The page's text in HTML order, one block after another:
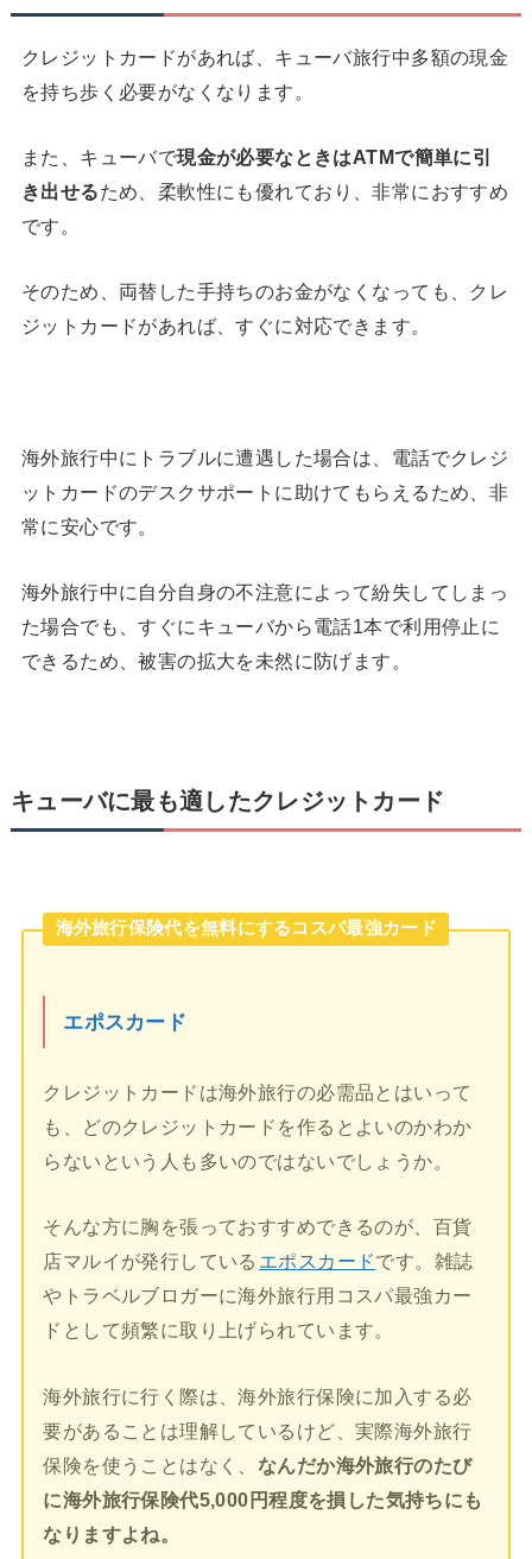
クレジットカードがあれば、キューバ旅行中多額の現金
を持ち歩く必要がなくなります。
また、キューバで現金が必要なときはATMで簡単に引
き出せるため、柔軟性にも優れており、非常におすすめ
です。
そのため、両替した手持ちのお金がなくなっても、クレ
ジットカードがあれば、すぐに対応できます。
海外旅行中にトラブルに遭遇した場合は、電話でクレジ
ットカードのデスクサポートに助けてもらえるため、非
常に安心です。
海外旅行中に自分自身の不注意によって紛失してしまっ
た場合でも、すぐにキューバから電話1本で利用停止に
できるため、被害の拡大を未然に防げます。
キューバに最も適したクレジットカード
海外旅行保険代を無料にするコスパ最強カード
エポスカード
クレジットカードは海外旅行の必需品とはいって
も、どのクレジットカードを作るとよいのかわか
らないという人も多いのではないでしょうか。
そんな方に胸を張っておすすめできるのが、百貨
店マルイが発行している エポスカードです。雑誌
やトラベルブロガーに海外旅行用コスパ最強カー
ドとして頻繁に取り上げられています。
海外旅行に行く際は、海外旅行保険に加入する必
要があることは理解しているけど、実際海外旅行
保険を使うことはなく、 なんだか海外旅行のたび
に海外旅行保険代5,000円程度を損した気持ちにも
なりますよね。